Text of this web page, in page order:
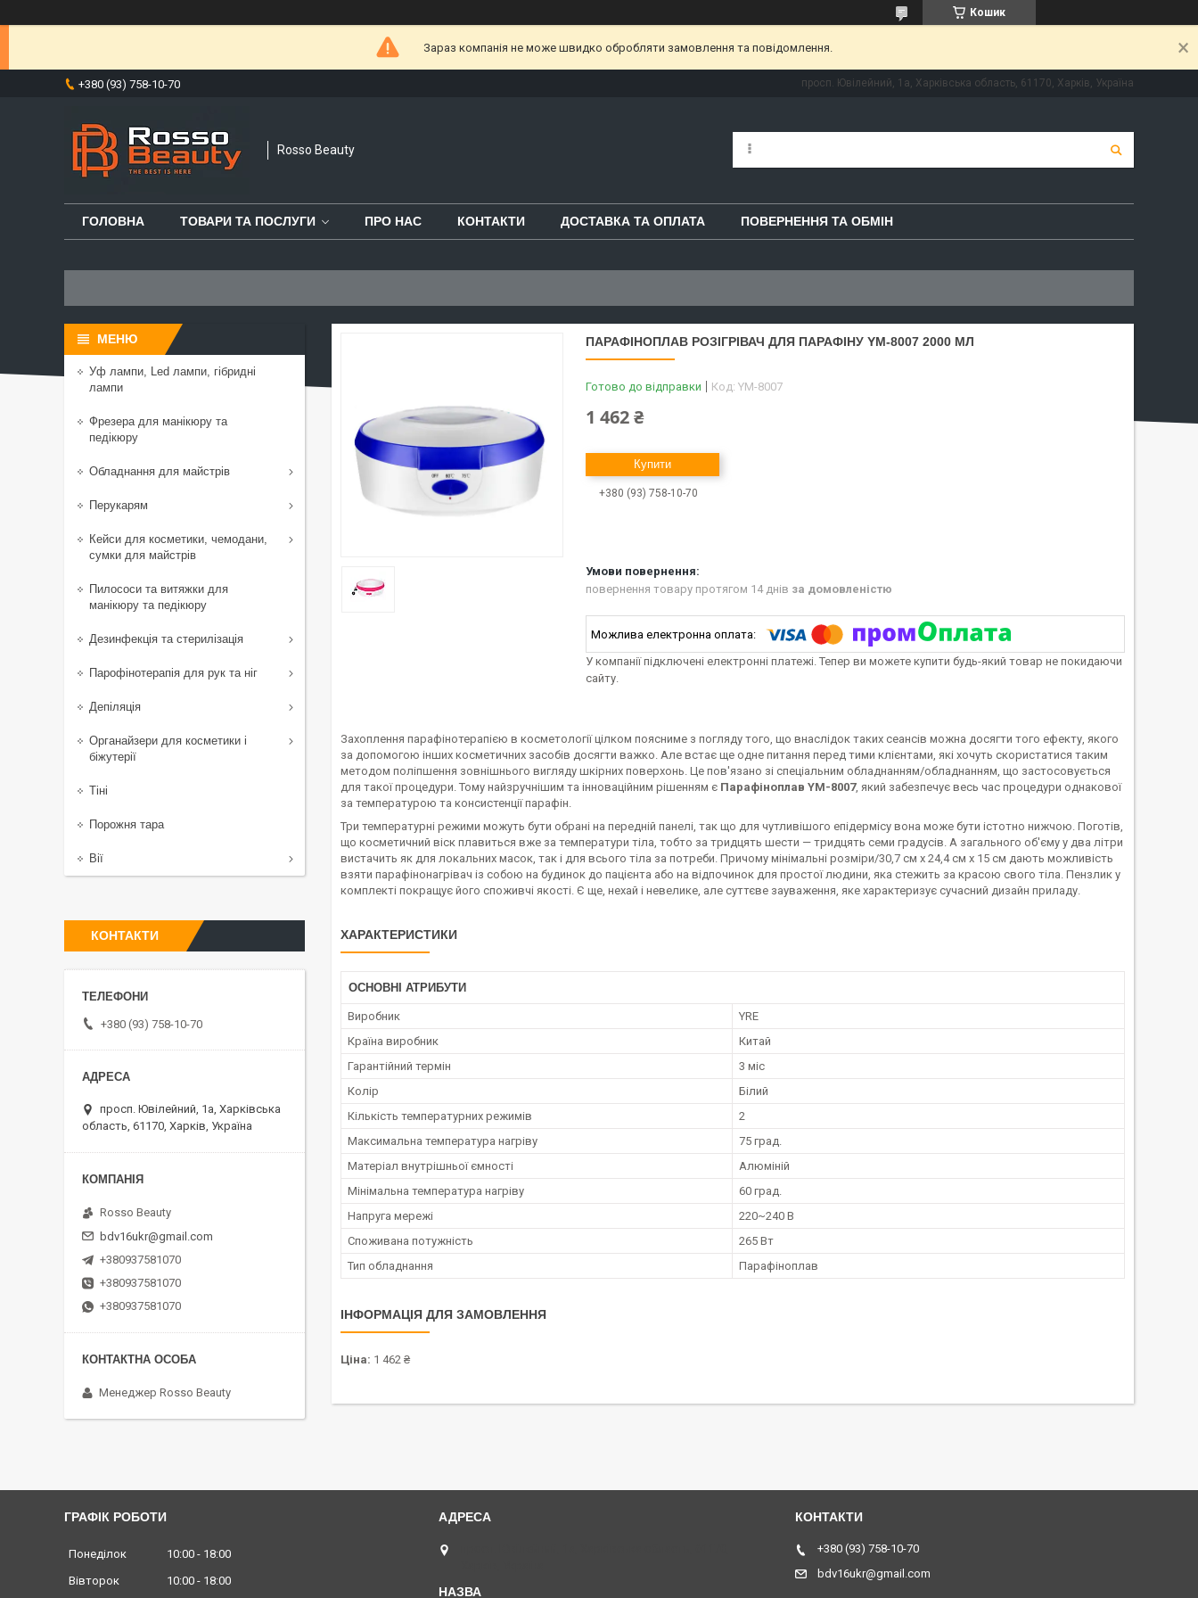
Кошик
Зараз компанія не може швидко обробляти замовлення та повідомлення.
+380 (93) 758-10-70 просп. Ювілейний, 1а, Харківська область, 61170, Харків, Україна
Rosso Beauty
ГОЛОВНА ТОВАРИ ТА ПОСЛУГИ ПРО НАС КОНТАКТИ ДОСТАВКА ТА ОПЛАТА ПОВЕРНЕННЯ ТА ОБМІН
ПАРАФІНОПЛАВ РОЗІГРІВАЧ ДЛЯ ПАРАФІНУ YM-8007 2000 МЛ
Готово до відправки Код: YM-8007
1 462 ₴
Купити
+380 (93) 758-10-70
повернення товару протягом 14 днів за домовленістю
У компанії підключені електронні платежі. Тепер ви можете купити будь-який товар не покидаючи
сайту.
Захоплення парафінотерапією в косметології цілком поясниме з погляду того, що внаслідок таких сеансів можна досягти того ефекту, якого
за допомогою інших косметичних засобів досягти важко. Але встає ще одне питання перед тими клієнтами, які хочуть скористатися таким
методом поліпшення зовнішнього вигляду шкірних поверхонь. Це пов'язано зі спеціальним обладнанням/обладнанням, що застосовується
для такої процедури. Тому найзручнішим та інноваційним рішенням є Парафіноплав YM-8007, який забезпечує весь час процедури однакової
за температурою та консистенції парафін.
Три температурні режими можуть бути обрані на передній панелі, так що для чутливішого епідермісу вона може бути істотно нижчою. Поготів,
що косметичний віск плавиться вже за температури тіла, тобто за тридцять шести — тридцять семи градусів. А загального об'єму у два літри
вистачить як для локальних масок, так і для всього тіла за потреби. Причому мінімальні розміри/30,7 см х 24,4 см х 15 см дають можливість
взяти парафінонагрівач із собою на будинок до пацієнта або на відпочинок для простої людини, яка стежить за красою свого тіла. Пензлик у
комплекті покращує його споживчі якості. Є ще, нехай і невелике, але суттєве зауваження, яке характеризує сучасний дизайн приладу.
ХАРАКТЕРИСТИКИ
ОСНОВНІ АТРИБУТИ
Виробник
YRE
Країна виробник
Китай
Гарантійний термін
3 міс
Колір
Білий
Кількість температурних режимів
2
Максимальна температура нагріву
75 град.
Матеріал внутрішньої ємності
Алюміній
Мінімальна температура нагріву
60 град.
Напруга мережі
220~240 В
Споживана потужність
265 Вт
Тип обладнання
Парафіноплав
ІНФОРМАЦІЯ ДЛЯ ЗАМОВЛЕННЯ
Ціна: 1 462 ₴
Уф лампи, Led лампи, гібридні
лампи
Фрезера для манікюру та
педікюру
Обладнання для майстрів
Перукарям
Кейси для косметики, чемодани,
сумки для майстрів
Пилососи та витяжки для
манікюру та педікюру
Дезинфекція та стерилізація
Парофінотерапія для рук та ніг
Депіляція
Органайзери для косметики і
біжутерії
Тіні
Порожня тара
Вії
КОНТАКТИ
+380 (93) 758-10-70
просп. Ювілейний, 1а, Харківська
область, 61170, Харків, Україна
Rosso Beauty
bdv16ukr@gmail.com
+380937581070
+380937581070
+380937581070
Менеджер Rosso Beauty
ГРАФІК РОБОТИ
Понеділок 10:00
18:00
Вівторок
10:00 18:00
+380 (93) 758-10-70
bdv16ukr@gmail.com